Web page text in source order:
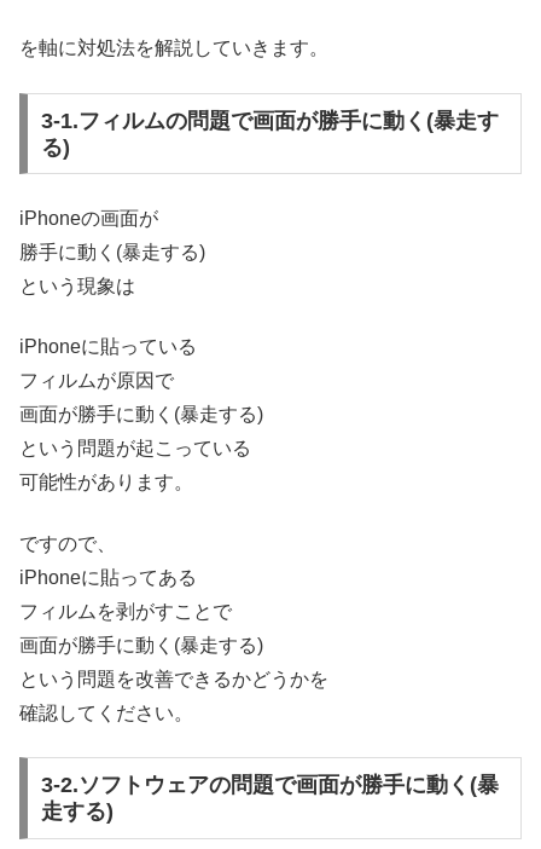
を軸に対処法を解説していきます。
3-1.フィルムの問題で画面が勝手に動く(暴走す
る)
iPhoneの画面が
勝手に動く(暴走する)
という現象は
iPhoneに貼っている
フィルムが原因で
画面が勝手に動く(暴走する)
という問題が起こっている
可能性があります。
ですので、
iPhoneに貼ってある
フィルムを剥がすことで
画面が勝手に動く(暴走する)
という問題を改善できるかどうかを
確認してください。
3-2.ソフトウェアの問題で画面が勝手に動く(暴
走する)